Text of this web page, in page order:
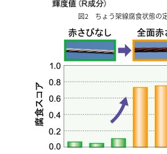
図2 ちょう架線腐食状態の